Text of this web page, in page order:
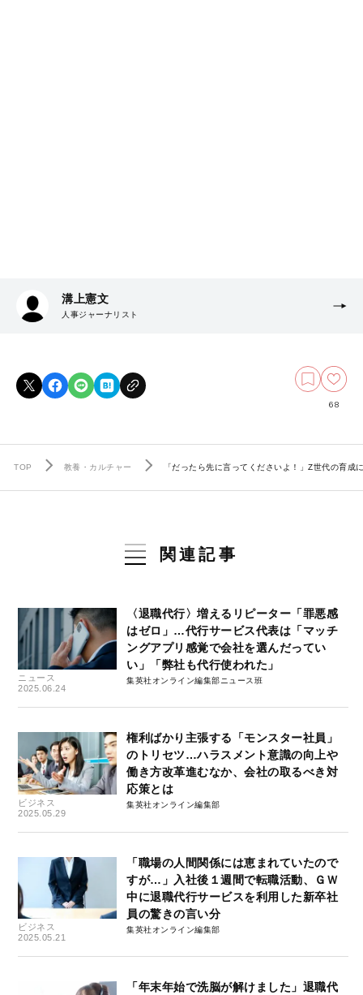
溝上憲文
人事ジャーナリスト
68
TOP 教養・カルチャー 「だったら先に言ってくださいよ！」Z世代の育
関連記事
ニュース
2025.06.24
〈退職代行〉増えるリピーター「罪悪感
はゼロ」…代行サービス代表は「マッチ
ングアプリ感覚で会社を選んだってい
い」「弊社も代行使われた」
集英社オンライン編集部ニュース班
ビジネス
2025.05.29
権利ばかり主張する「モンスター社員」
のトリセツ…ハラスメント意識の向上や
働き方改革進むなか、会社の取るべき対
応策とは
集英社オンライン編集部
ビジネス
2025.05.21
「職場の人間関係には恵まれていたので
すが…」入社後１週間で転職活動、ＧＷ
中に退職代行サービスを利用した新卒社
員の驚きの言い分
集英社オンライン編集部
「年末年始で洗脳が解けました」退職代